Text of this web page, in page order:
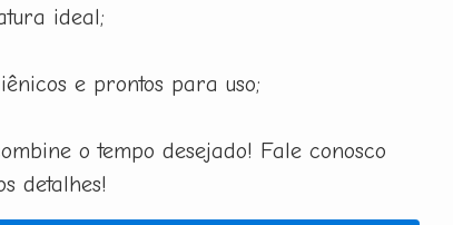
ideal;
e prontos para uso;
o tempo desejado! Fale conosco
detalhes!